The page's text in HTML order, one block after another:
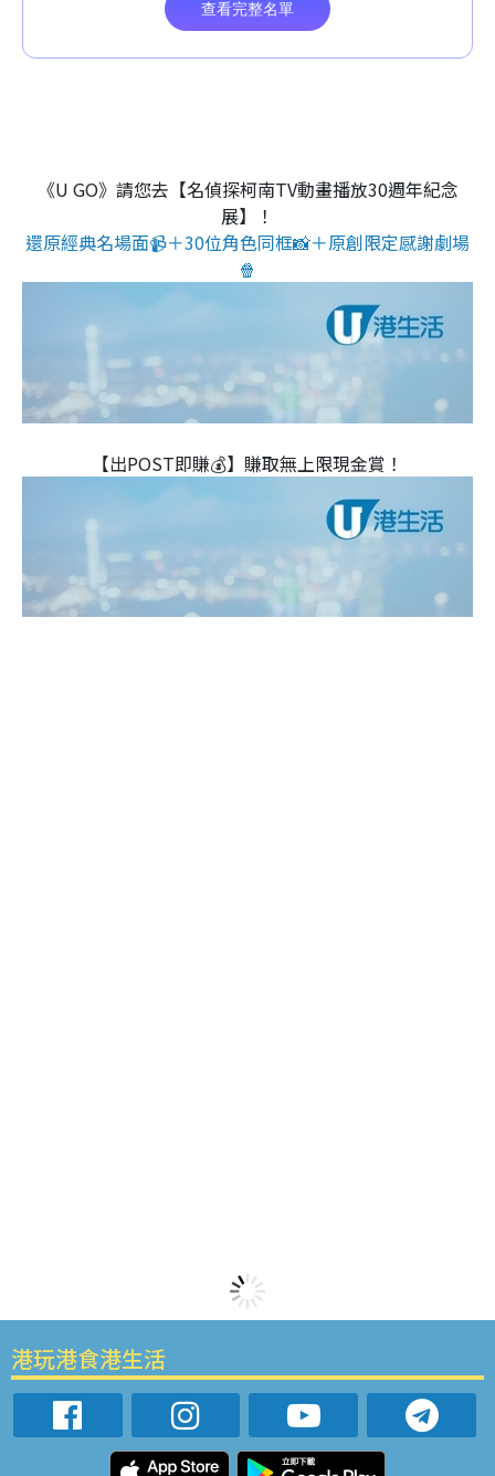
《U GO》請您去【名偵探柯南TV動畫播放30週年紀念
展】！
還原經典名場面📹＋30位角色同框📸＋原創限定感謝劇場
🍿
【出POST即賺💰】賺取無上限現金賞！
港玩港食港生活